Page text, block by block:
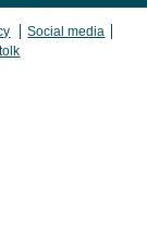
Social media